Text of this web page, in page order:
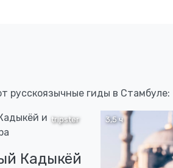
русскоязычные гиды в Стамбуле:
tripster
Кадыкёй
3,5 ч